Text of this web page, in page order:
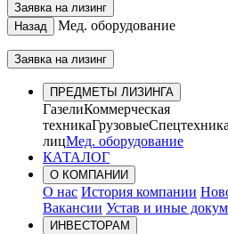
Заявка на лизинг
Назад
Мед. оборудование
Заявка на лизинг
ПРЕДМЕТЫ ЛИЗИНГА
ГазелиКоммерческая
техникаГрузовые
лицМед. оборудование
КАТАЛОГ
О КОМПАНИИ
О нас История компании
Вакансии Устав и иные
ИНВЕСТОРАМ